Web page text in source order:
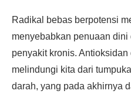
Radikal bebas berpotensi
menyebabkan penuaan
penyakit kronis.
melindungi kita dari
darah, yang pada akhirnya